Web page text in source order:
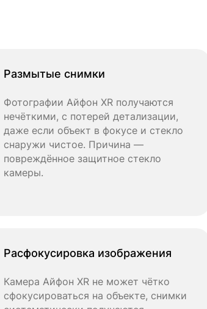
Размытые снимки
Фотографии Айфон XR получаются
нечёткими, с потерей детализации,
даже если объект в фокусе и стекло
снаружи чистое. Причина —
повреждённое защитное стекло
камеры.
Расфокусировка изображения
Камера Айфон XR не может чётко
сфокусироваться на объекте, снимки